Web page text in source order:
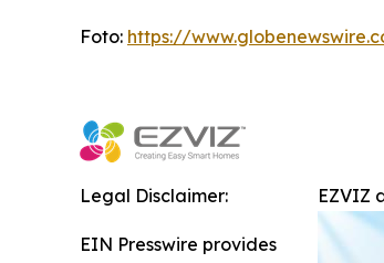
Foto: https://
EZVIZ
Legal Disclaimer:
EIN Presswire provides